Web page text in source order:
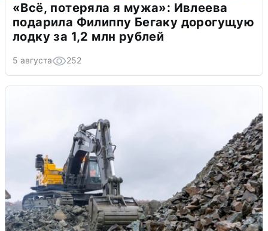
«Всё, потеряла я мужа»: Ивлеева
подарила Филиппу Бегаку дорогущую
лодку за 1,2 млн рублей
5 августа 252